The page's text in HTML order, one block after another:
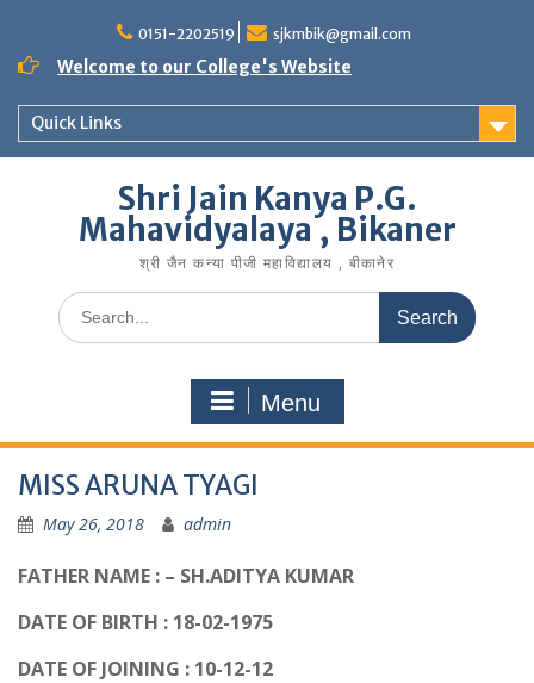
content
0151-2202519 sjkmbik@gmail.com
Welcome to our College's Website
Quick Links
Shri Jain Kanya P.G.
Mahavidyalaya , Bikaner
श्री जैन कन्या पीजी महाविद्यालय , बीकानेर
Search
for:
Menu
MISS ARUNA TYAGI
May 26, 2018 admin
FATHER NAME : – SH.ADITYA KUMAR
DATE OF BIRTH : 18-02-1975
DATE OF JOINING : 10-12-12